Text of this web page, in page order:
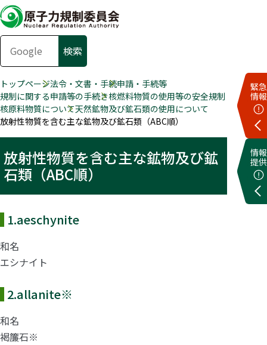
緊急
情報
情報
提供
トップページ法令・文書・手続申請・手続等
規制に関する申請等の手続き核燃料物質の使用等の安全規制
核原料物質について天然鉱物及び鉱⽯類の使⽤について
放射性物質を含む主な鉱物及び鉱石類（ABC順）
放射性物質を含む主な鉱物及び鉱
石類（ABC順）
1.aeschynite
和名
エシナイト
2.allanite※
和名
褐簾石※